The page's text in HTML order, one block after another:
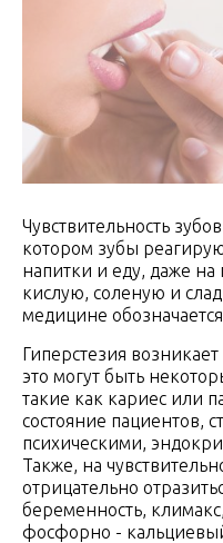
Чувствительность
котором зубы
напитки и еду, даже на
кислую, соленую и
медицине
Гиперстезия
это могут быть
такие как кариес или
состояние пациентов,
психическими,
Также, на
отрицательно
беременность,
фосфорно -